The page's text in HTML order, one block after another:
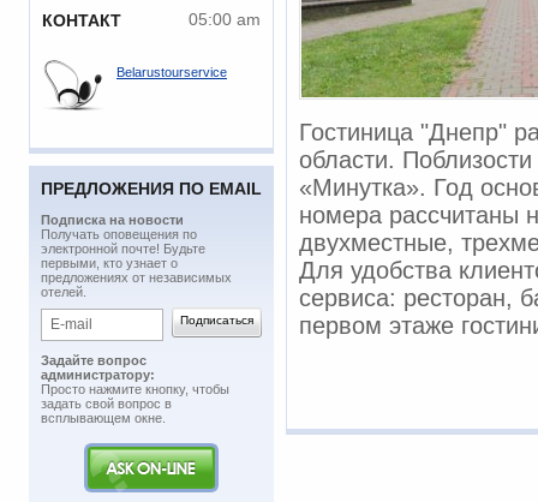
КОНТАКТ 05:00 am
Belarustourservice
ПРЕДЛОЖЕНИЯ ПО EMAIL
Подписка на новости
​Получать оповещения по
электронной почте! Будьте
первыми, кто узнает о
предложениях от независимых
отелей.
Задайте вопрос
администратору:
Просто нажмите кнопку, чтобы
задать свой вопрос в
всплывающем окне.
Гостиница "Днепр"
области.
«Минутка». Год
номера рассчитаны
двухместные,
Для удобства
сервиса: ресторан,
первом этаже